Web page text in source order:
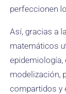
perfeccionen
Así, gracias a
matemáticos
epidemiología,
modelización,
compartidos y